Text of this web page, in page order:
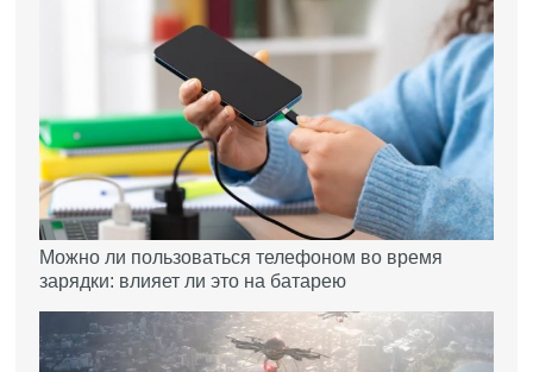
Можно ли пользоваться телефоном во время
зарядки: влияет ли это на батарею